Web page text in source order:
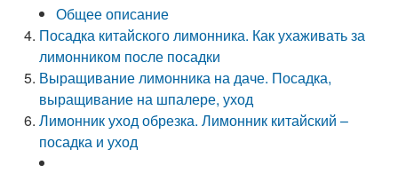
Общее описание
Посадка китайского лимонника. Как ухаживать за
лимонником после посадки
Выращивание лимонника на даче. Посадка,
выращивание на шпалере, уход
Лимонник уход обрезка. Лимонник китайский –
посадка и уход